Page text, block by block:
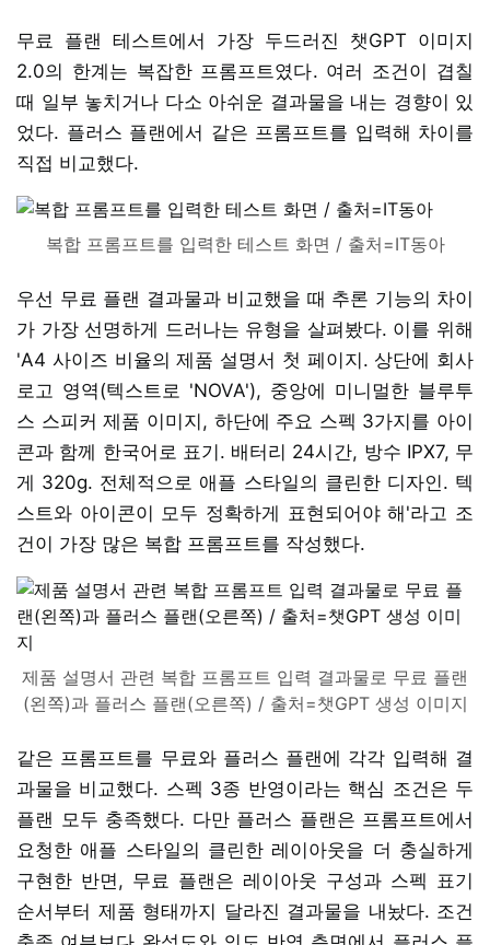
무료 플랜 테스트에서 가장 두드러진 챗GPT 이미지
2.0의 한계는 복잡한 프롬프트였다. 여러 조건이 겹칠
때 일부 놓치거나 다소 아쉬운 결과물을 내는 경향이 있
었다. 플러스 플랜에서 같은 프롬프트를 입력해 차이를
직접 비교했다.
복합 프롬프트를 입력한 테스트 화면 / 출처=IT동아
우선 무료 플랜 결과물과 비교했을 때 추론 기능의 차이
가 가장 선명하게 드러나는 유형을 살펴봤다. 이를 위해
'A4 사이즈 비율의 제품 설명서 첫 페이지. 상단에 회사
로고 영역(텍스트로 'NOVA'), 중앙에 미니멀한 블루투
스 스피커 제품 이미지, 하단에 주요 스펙 3가지를 아이
콘과 함께 한국어로 표기. 배터리 24시간, 방수 IPX7, 무
게 320g. 전체적으로 애플 스타일의 클린한 디자인. 텍
스트와 아이콘이 모두 정확하게 표현되어야 해'라고 조
건이 가장 많은 복합 프롬프트를 작성했다.
제품 설명서 관련 복합 프롬프트 입력 결과물로 무료 플랜
(왼쪽)과 플러스 플랜(오른쪽) / 출처=챗GPT 생성 이미지
같은 프롬프트를 무료와 플러스 플랜에 각각 입력해 결
과물을 비교했다. 스펙 3종 반영이라는 핵심 조건은 두
플랜 모두 충족했다. 다만 플러스 플랜은 프롬프트에서
요청한 애플 스타일의 클린한 레이아웃을 더 충실하게
구현한 반면, 무료 플랜은 레이아웃 구성과 스펙 표기
순서부터 제품 형태까지 달라진 결과물을 내놨다. 조건